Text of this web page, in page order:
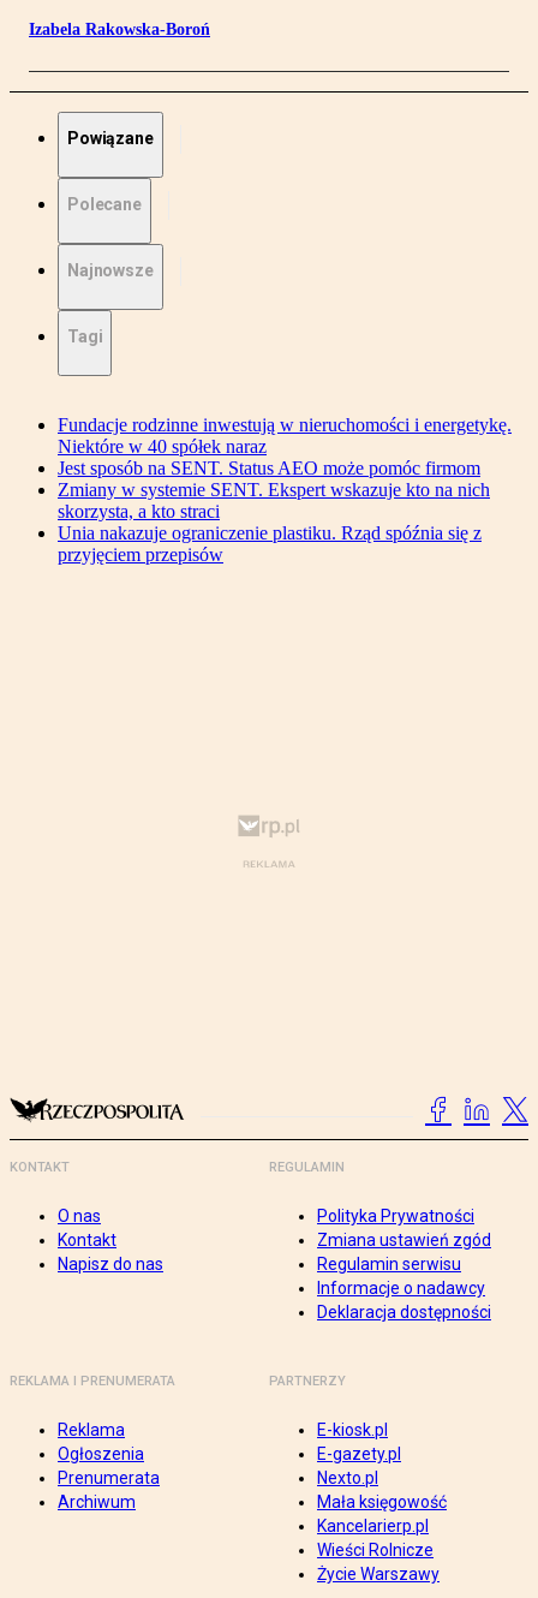
Izabela Rakowska-Boroń
Powiązane
Polecane
Najnowsze
Tagi
Fundacje rodzinne inwestują w nieruchomości i energetykę.
Niektóre w 40 spółek naraz
Jest sposób na SENT. Status AEO może pomóc firmom
Zmiany w systemie SENT. Ekspert wskazuje kto na nich
skorzysta, a kto straci
Unia nakazuje ograniczenie plastiku. Rząd spóźnia się z
przyjęciem przepisów
KONTAKT
O nas
Kontakt
Napisz do nas
REGULAMIN
Polityka Prywatności
Zmiana ustawień zgód
Regulamin serwisu
Informacje o nadawcy
Deklaracja dostępności
REKLAMA I PRENUMERATA
Reklama
Ogłoszenia
Prenumerata
Archiwum
PARTNERZY
E-kiosk.pl
E-gazety.pl
Nexto.pl
Mała księgowość
Kancelarierp.pl
Wieści Rolnicze
Życie Warszawy